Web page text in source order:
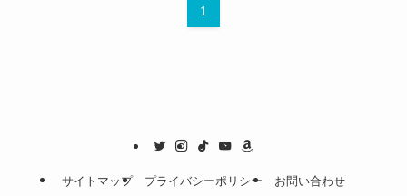
1
サイトマップ プライバシーポリシー お問い合わせ